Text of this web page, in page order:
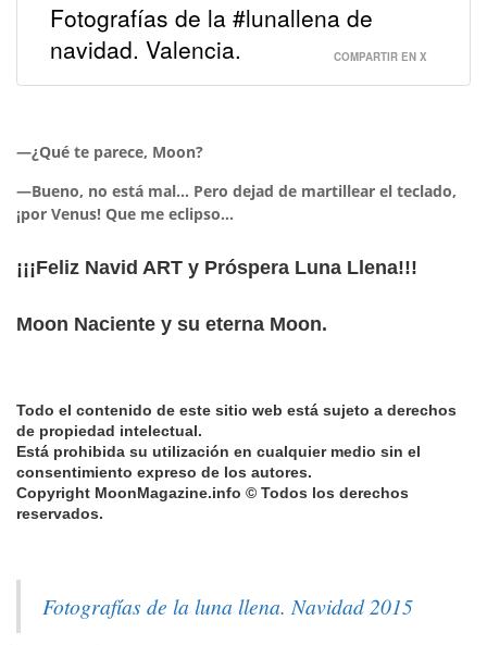
Fotografías de la #lunallena de
navidad. Valencia.
COMPARTIR EN X
—¿Qué te parece, Moon?
—Bueno, no está mal… Pero dejad de martillear el teclado,
¡por Venus! Que me eclipso…
¡¡¡Feliz Navid ART y Próspera Luna Llena!!!
Moon Naciente y su eterna Moon.
Todo el contenido de este sitio web está sujeto a derechos
de propiedad intelectual.
Está prohibida su utilización en cualquier medio sin el
consentimiento expreso de los autores.
Copyright MoonMagazine.info © Todos los derechos
reservados.
Fotografías de la luna llena. Navidad 2015